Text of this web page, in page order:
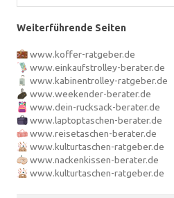
Weiterführende Seiten
www.koffer-ratgeber.de
www.einkaufstrolley-berater.de
www.kabinentrolley-ratgeber.de
www.weekender-berater.de
www.dein-rucksack-berater.de
www.laptoptaschen-berater.de
www.reisetaschen-berater.de
www.kulturtaschen-ratgeber.de
www.nackenkissen-berater.de
www.kulturtaschen-ratgeber.de